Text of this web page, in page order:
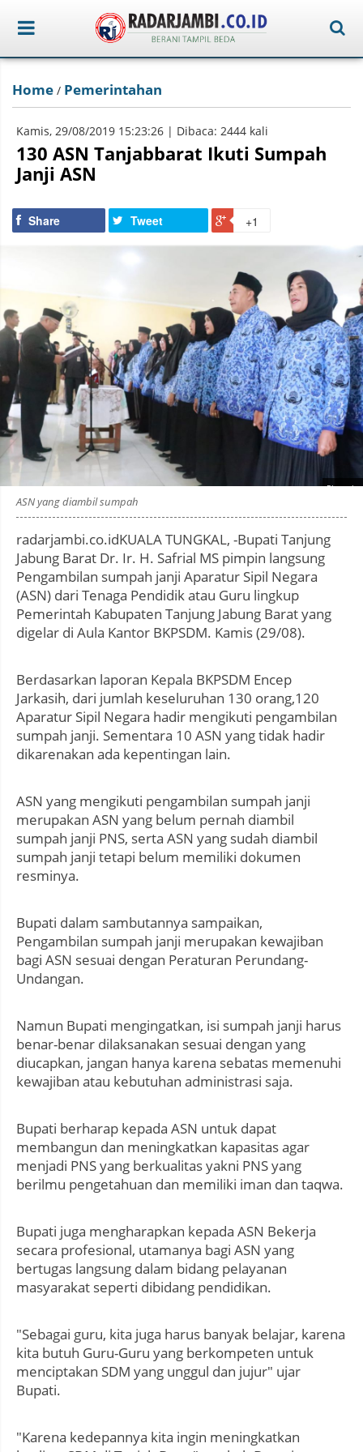
Home / Pemerintahan
Kamis, 29/08/2019 15:23:26 | Dibaca: 2444 kali
130 ASN Tanjabbarat Ikuti Sumpah
Janji ASN
Share Tweet +1
Photo by
ASN yang diambil sumpah
radarjambi.co.idKUALA TUNGKAL, -Bupati Tanjung
Jabung Barat Dr. Ir. H. Safrial MS pimpin langsung
Pengambilan sumpah janji Aparatur Sipil Negara
(ASN) dari Tenaga Pendidik atau Guru lingkup
Pemerintah Kabupaten Tanjung Jabung Barat yang
digelar di Aula Kantor BKPSDM. Kamis (29/08).
Berdasarkan laporan Kepala BKPSDM Encep
Jarkasih, dari jumlah keseluruhan 130 orang,120
Aparatur Sipil Negara hadir mengikuti pengambilan
sumpah janji. Sementara 10 ASN yang tidak hadir
dikarenakan ada kepentingan lain.
ASN yang mengikuti pengambilan sumpah janji
merupakan ASN yang belum pernah diambil
sumpah janji PNS, serta ASN yang sudah diambil
sumpah janji tetapi belum memiliki dokumen
resminya.
Bupati dalam sambutannya sampaikan,
Pengambilan sumpah janji merupakan kewajiban
bagi ASN sesuai dengan Peraturan Perundang-
Undangan.
Namun Bupati mengingatkan, isi sumpah janji harus
benar-benar dilaksanakan sesuai dengan yang
diucapkan, jangan hanya karena sebatas memenuhi
kewajiban atau kebutuhan administrasi saja.
Bupati berharap kepada ASN untuk dapat
membangun dan meningkatkan kapasitas agar
menjadi PNS yang berkualitas yakni PNS yang
berilmu pengetahuan dan memiliki iman dan taqwa.
Bupati juga mengharapkan kepada ASN Bekerja
secara profesional, utamanya bagi ASN yang
bertugas langsung dalam bidang pelayanan
masyarakat seperti dibidang pendidikan.
"Sebagai guru, kita juga harus banyak belajar, karena
kita butuh Guru-Guru yang berkompeten untuk
menciptakan SDM yang unggul dan jujur" ujar
Bupati.
"Karena kedepannya kita ingin meningkatkan